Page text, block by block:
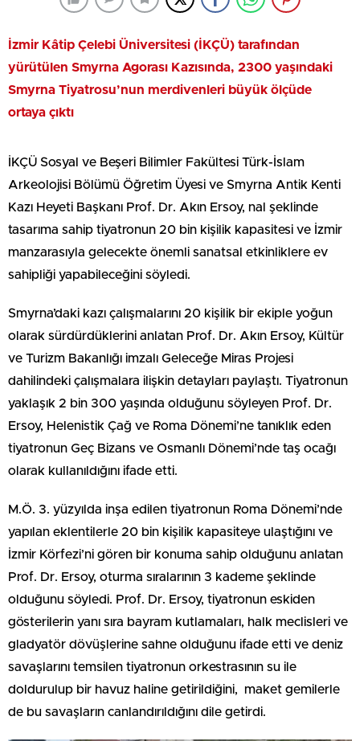
İzmir Kâtip Çelebi Üniversitesi (İKÇÜ) tarafından
yürütülen Smyrna Agorası Kazısında, 2300 yaşındaki
Smyrna Tiyatrosu’nun merdivenleri büyük ölçüde
ortaya çıktı
İKÇÜ Sosyal ve Beşeri Bilimler Fakültesi Türk-İslam
Arkeolojisi Bölümü Öğretim Üyesi ve Smyrna Antik Kenti
Kazı Heyeti Başkanı Prof. Dr. Akın Ersoy, nal şeklinde
tasarıma sahip tiyatronun 20 bin kişilik kapasitesi ve İzmir
manzarasıyla gelecekte önemli sanatsal etkinliklere ev
sahipliği yapabileceğini söyledi.
Smyrna’daki kazı çalışmalarını 20 kişilik bir ekiple yoğun
olarak sürdürdüklerini anlatan Prof. Dr. Akın Ersoy, Kültür
ve Turizm Bakanlığı imzalı Geleceğe Miras Projesi
dahilindeki çalışmalara ilişkin detayları paylaştı. Tiyatronun
yaklaşık 2 bin 300 yaşında olduğunu söyleyen Prof. Dr.
Ersoy, Helenistik Çağ ve Roma Dönemi’ne tanıklık eden
tiyatronun Geç Bizans ve Osmanlı Dönemi’nde taş ocağı
olarak kullanıldığını ifade etti.
M.Ö. 3. yüzyılda inşa edilen tiyatronun Roma Dönemi’nde
yapılan eklentilerle 20 bin kişilik kapasiteye ulaştığını ve
İzmir Körfezi’ni gören bir konuma sahip olduğunu anlatan
Prof. Dr. Ersoy, oturma sıralarının 3 kademe şeklinde
olduğunu söyledi. Prof. Dr. Ersoy, tiyatronun eskiden
gösterilerin yanı sıra bayram kutlamaları, halk meclisleri ve
gladyatör dövüşlerine sahne olduğunu ifade etti ve deniz
savaşlarını temsilen tiyatronun orkestrasının su ile
doldurulup bir havuz haline getirildiğini, maket gemilerle
de bu savaşların canlandırıldığını dile getirdi.